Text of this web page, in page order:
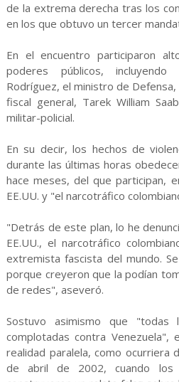
de la extrema derecha tras los
en los que obtuvo un tercer
En el encuentro participaron
poderes públicos,
Rodríguez, el ministro de
fiscal general, Tarek William
militar-policial.
En su decir, los hechos de
durante las últimas horas
hace meses, del que participan,
EE.UU. y "el narcotráfico
"Detrás de este plan, lo he
EE.UU., el narcotráfico
extremista fascista del mundo.
porque creyeron que la podían
de redes", aseveró.
Sostuvo asimismo que "todas
complotadas contra
realidad paralela, como ocurriera
de abril de 2002, cuando los